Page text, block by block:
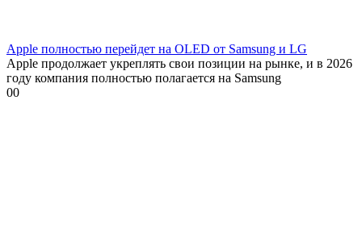
Apple полностью перейдет на OLED от Samsung и LG
Apple продолжает укреплять свои позиции на рынке, и в 2026
году компания полностью полагается на Samsung
00